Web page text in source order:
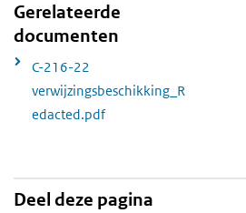
Gerelateerde
documenten
C-216-22
verwijzingsbeschikking_R
edacted.pdf
Deel deze pagina